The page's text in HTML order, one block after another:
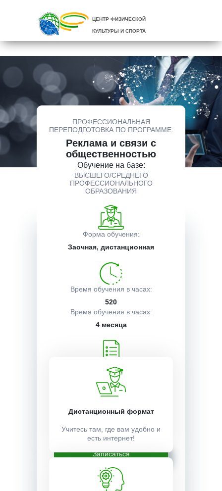
ЦЕНТР ФИЗИЧЕСКОЙ
КУЛЬТУРЫ И СПОРТА
ПРОФЕССИОНАЛЬНАЯ
ПЕРЕПОДГОТОВКА ПО ПРОГРАММЕ:
Реклама и связи с
общественностью
Обучение на базе:
ВЫСШЕГО/СРЕДНЕГО
ПРОФЕССИОНАЛЬНОГО
ОБРАЗОВАНИЯ
Форма обучения:
Заочная, дистанционная
Время обучения в часах:
520
Время обучения в часах:
4 месяца
Учебный план:
Получить
Стоимость:
30000 ₽
Записаться
Описание курса
Получаемые документы
Условия поступления
Дистанционный формат
Учитесь там, где вам удобно и
есть интернет!